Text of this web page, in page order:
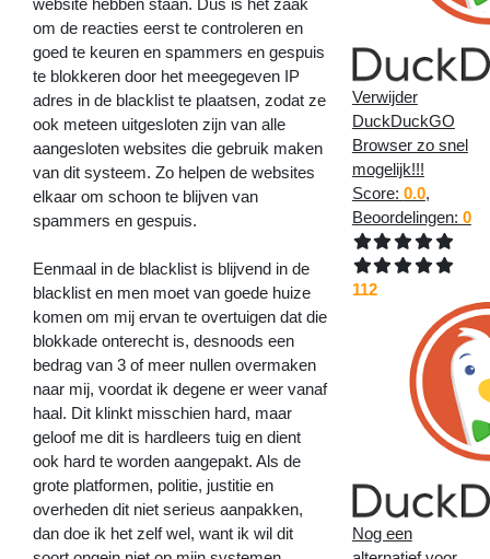
om de reacties eerst te controleren en
goed te keuren en spammers en gespuis
te blokkeren door het meegegeven IP
adres in de blacklist te plaatsen, zodat ze
ook meteen uitgesloten zijn van alle
aangesloten websites die gebruik maken
van dit systeem. Zo helpen de websites
elkaar om schoon te blijven van
spammers en gespuis.
Eenmaal in de blacklist is blijvend in de
blacklist en men moet van goede huize
komen om mij ervan te overtuigen dat die
blokkade onterecht is, desnoods een
bedrag van 3 of meer nullen overmaken
naar mij, voordat ik degene er weer vanaf
haal. Dit klinkt misschien hard, maar
geloof me dit is hardleers tuig en dient
ook hard te worden aangepakt. Als de
grote platformen, politie, justitie en
overheden dit niet serieus aanpakken,
dan doe ik het zelf wel, want ik wil dit
Verwijder
DuckDuckGO
Browser zo snel
mogelijk!!!
Score: 0.0,
Beoordelingen: 0
112
Nog een